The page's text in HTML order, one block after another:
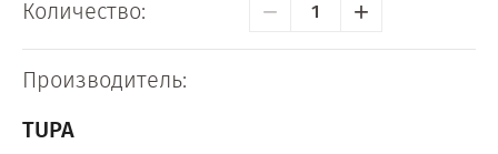
Количество: − +
Производитель:
TUPA